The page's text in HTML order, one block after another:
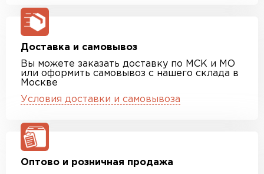
Доставка и самовывоз
Вы можете заказать доставку по МСК и МО
или оформить самовывоз с нашего склада в
Москве
Условия доставки и самовывоза
Оптово и розничная продажа